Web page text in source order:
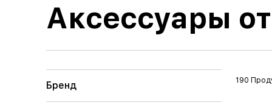
Аксессуары
Бренд 190